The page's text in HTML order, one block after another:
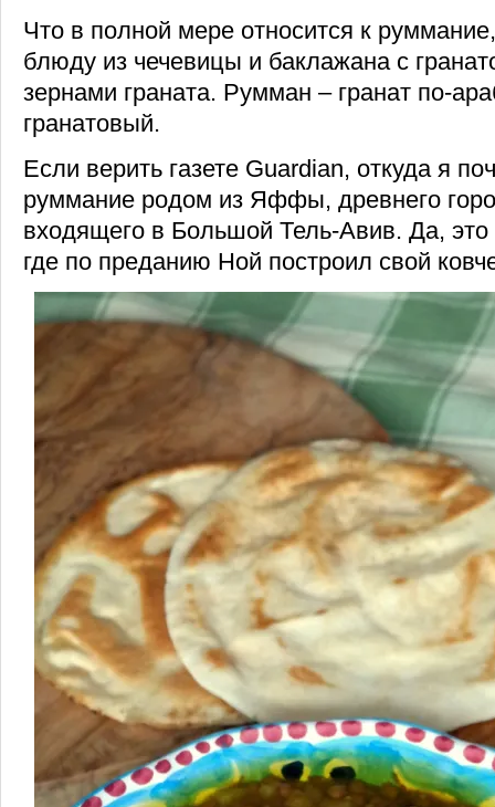
Что в полной мере относится к
блюду из чечевицы и баклажана с
зернами граната. Румман – гранат по-
гранатовый.
Если верить газете Guardian, откуда я
руммание родом из Яффы, древнего
входящего в Большой Тель-Авив. Да,
где по преданию Ной построил свой